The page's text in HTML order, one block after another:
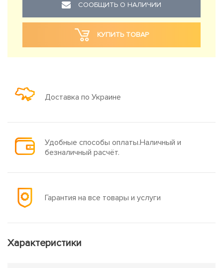
СООБЩИТЬ О НАЛИЧИИ
КУПИТЬ ТОВАР
Доставка по Украине
Удобные способы оплаты.Наличный и
безналичный расчёт.
Гарантия на все товары и услуги
Характеристики